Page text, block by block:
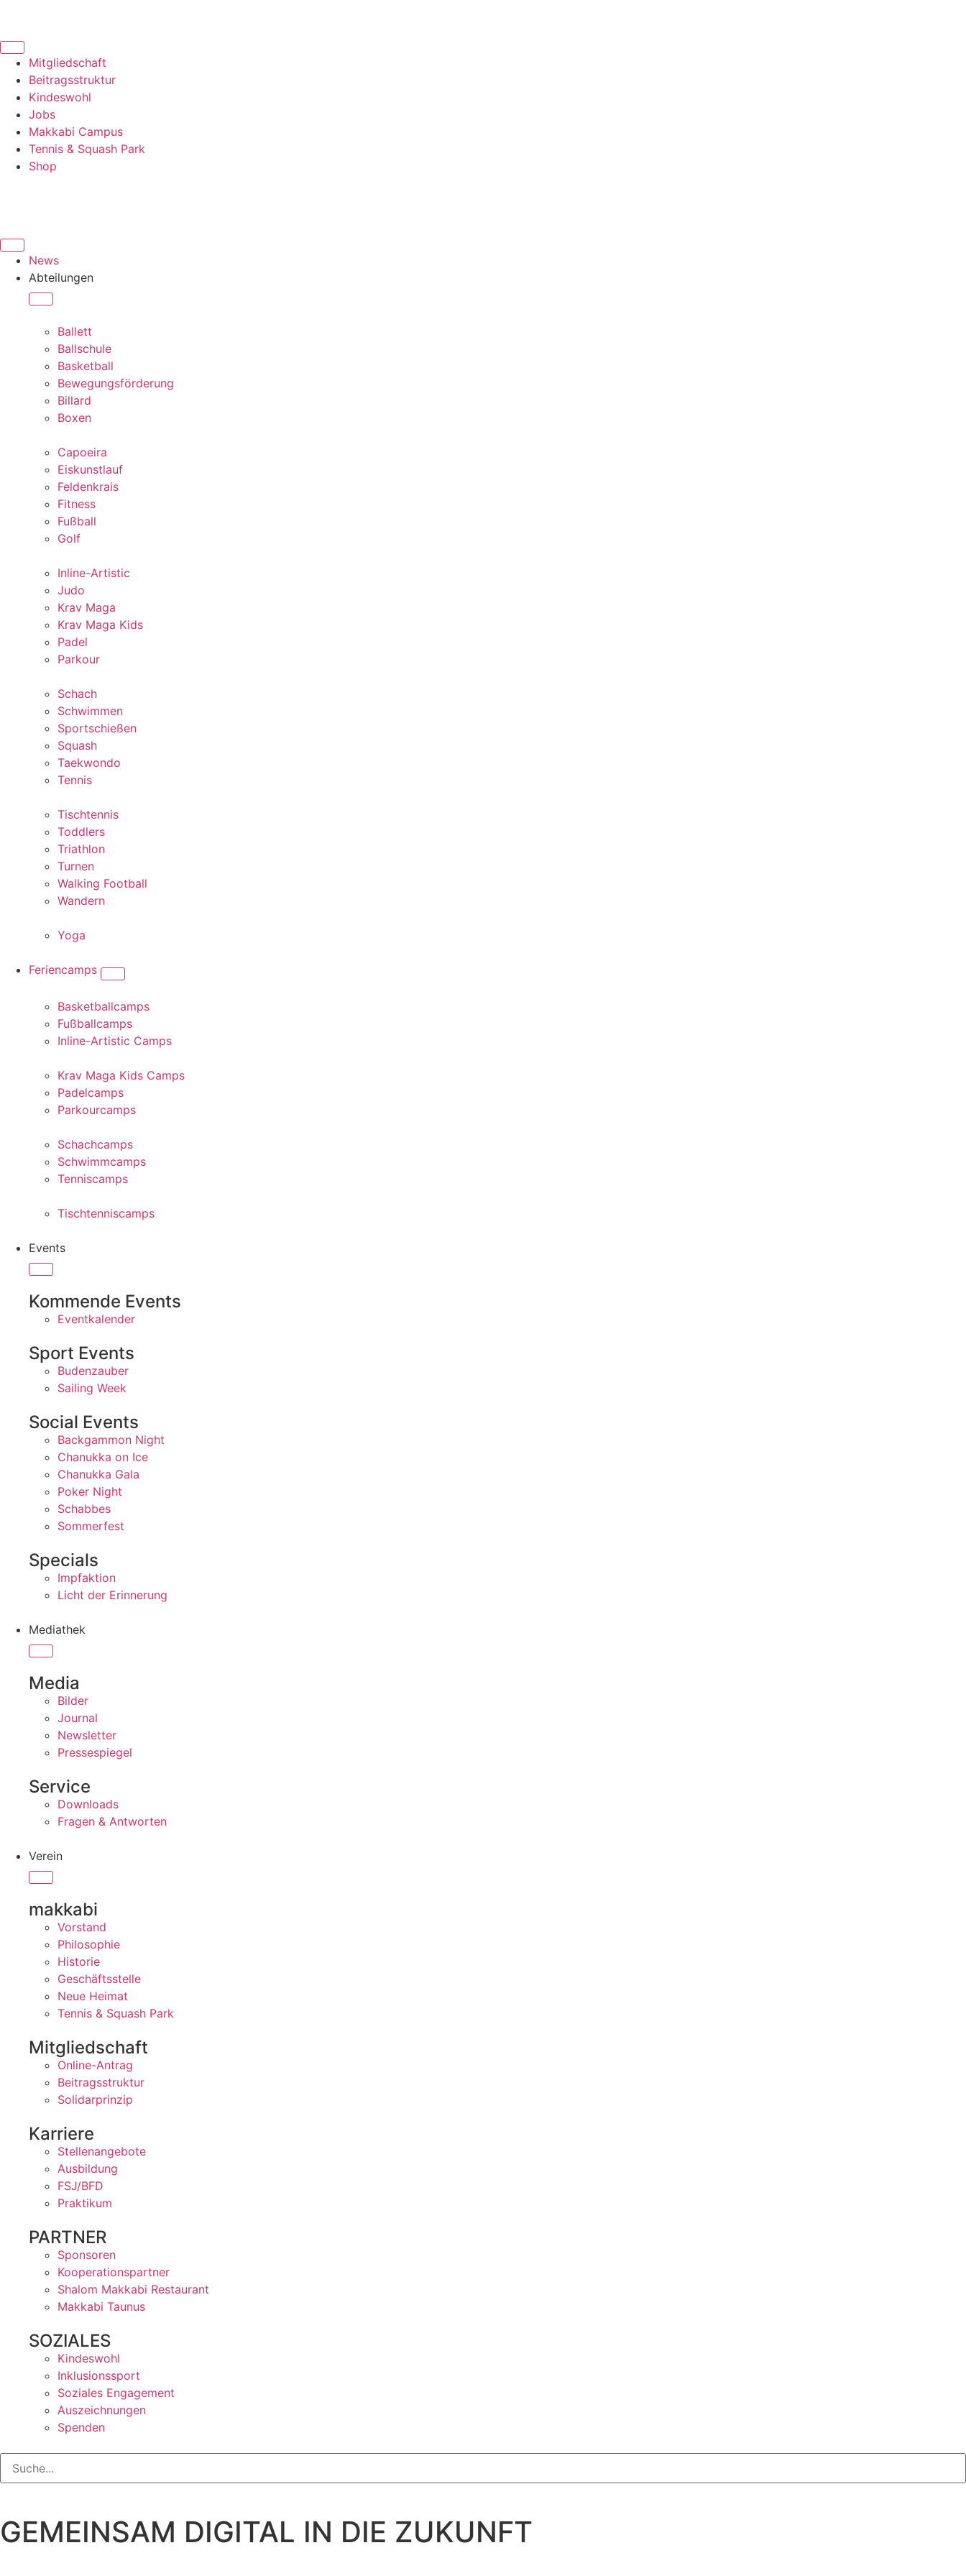
Mitgliedschaft
Beitragsstruktur
Kindeswohl
Jobs
Makkabi Campus
Tennis & Squash Park
Shop
News
Abteilungen
Ballett
Ballschule
Basketball
Bewegungsförderung
Billard
Boxen
Capoeira
Eiskunstlauf
Feldenkrais
Fitness
Fußball
Golf
Inline-Artistic
Judo
Krav Maga
Krav Maga Kids
Padel
Parkour
Schach
Schwimmen
Sportschießen
Squash
Taekwondo
Tennis
Tischtennis
Toddlers
Triathlon
Turnen
Walking Football
Wandern
Yoga
Feriencamps
Basketballcamps
Fußballcamps
Inline-Artistic Camps
Krav Maga Kids Camps
Padelcamps
Parkourcamps
Schachcamps
Schwimmcamps
Tenniscamps
Tischtenniscamps
Events
Kommende Events
Eventkalender
Sport Events
Budenzauber
Sailing Week
Social Events
Backgammon Night
Chanukka on Ice
Chanukka Gala
Poker Night
Schabbes
Sommerfest
Specials
Impfaktion
Licht der Erinnerung
Mediathek
Media
Bilder
Journal
Newsletter
Pressespiegel
Service
Downloads
Fragen & Antworten
Verein
makkabi
Vorstand
Philosophie
Historie
Geschäftsstelle
Neue Heimat
Tennis & Squash Park
Mitgliedschaft
Online-Antrag
Beitragsstruktur
Solidarprinzip
Karriere
Stellenangebote
Ausbildung
FSJ/BFD
Praktikum
PARTNER
Sponsoren
Kooperationspartner
Shalom Makkabi Restaurant
Makkabi Taunus
SOZIALES
Kindeswohl
Inklusionssport
Soziales Engagement
Auszeichnungen
Spenden
GEMEINSAM DIGITAL IN DIE ZUKUNFT